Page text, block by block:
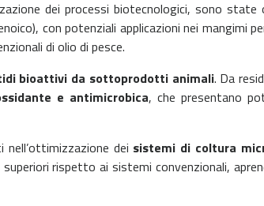
dei processi biotecnologici, sono
con potenziali applicazioni nei mangimi
di olio di pesce.
bioattivi da sottoprodotti animali. Da
e antimicrobica, che presentano
dei sistemi di coltura
rispetto ai sistemi convenzionali,